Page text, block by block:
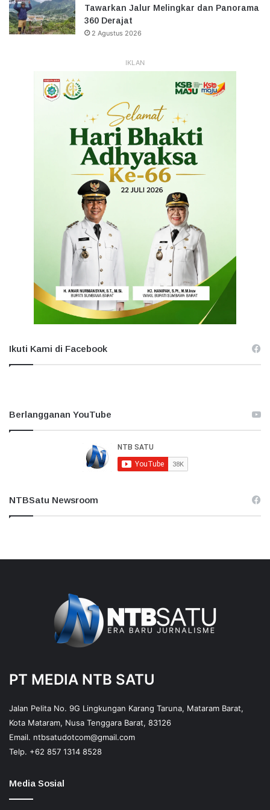
Tawarkan Jalur Melingkar dan Panorama
360 Derajat
2 Agustus 2026
IKLAN
Ikuti Kami di Facebook
Berlangganan YouTube
NTBSatu Newsroom
PT MEDIA NTB SATU
Jalan Pelita No. 9G Lingkungan Karang Taruna, Mataram Barat,
Kota Mataram, Nusa Tenggara Barat, 83126
Email. ntbsatudotcom@gmail.com
Telp. +62 857 1314 8528
Media Sosial